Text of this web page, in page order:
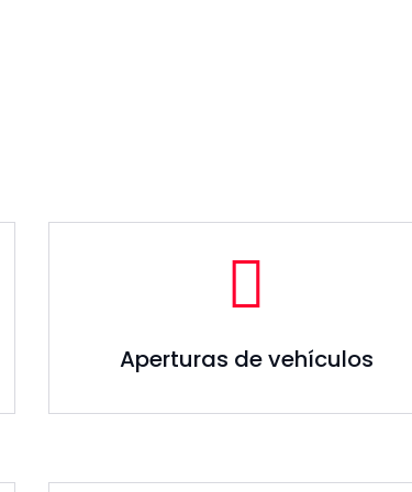
Aperturas de vehículos